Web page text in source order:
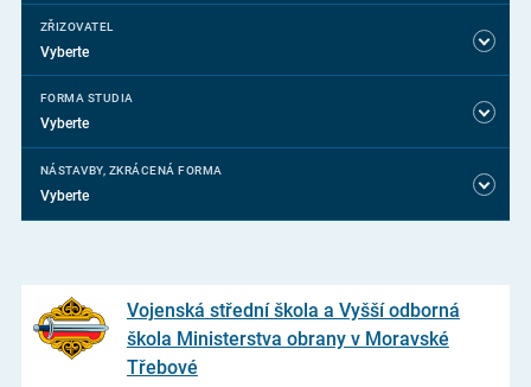
ZŘIZOVATEL
Vyberte
FORMA STUDIA
Vyberte
NÁSTAVBY, ZKRÁCENÁ FORMA
Vyberte
Vojenská střední škola a Vyšší odborná
škola Ministerstva obrany v Moravské
Třebové